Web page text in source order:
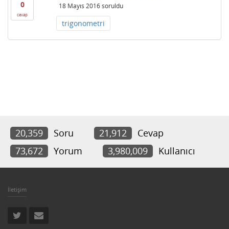
0
cevap
18 Mayıs 2016 soruldu
trigonometri
20,359 Soru 21,912
Cevap
73,672
Yorum 3,980,009 Kullanıcı
İletişim